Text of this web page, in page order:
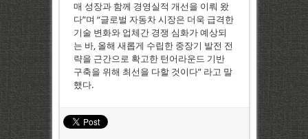
매 성장과 함께 경영실적 개선을 이뤄 왔
다”며 “글로벌 자동차 시장은 더욱 급격한
기술 변화와 업체간 경쟁 심화가 예상되
는 바, 올해 새롭게 수립한 중장기 발전 전
략을 근간으로 확고한 턴어라운드 기반
구축을 위해 최선을 다할 것이다” 라고 말
했다.